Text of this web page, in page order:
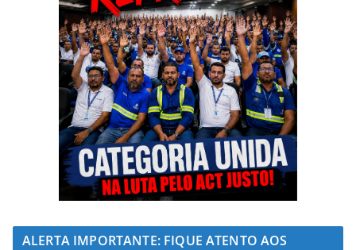
ALERTA IMPORTANTE: FIQUE ATENTO AOS